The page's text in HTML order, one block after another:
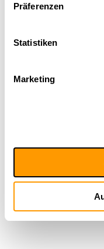
Präferenzen
Statistiken
Marketing